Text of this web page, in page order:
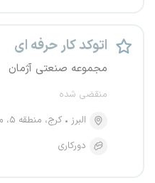
اتوکد کار حرفه ای
مجموعه صنعتی آژمان
منقضی شده
البرز
کرج، منطقه ۵، مهرویلا غربی
دورکاری